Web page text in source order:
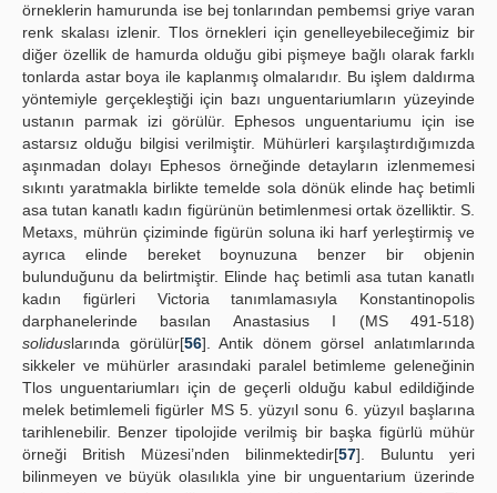
örneklerin hamurunda ise bej tonlarından pembemsi griye varan
renk skalası izlenir. Tlos örnekleri için genelleyebileceğimiz bir
diğer özellik de hamurda olduğu gibi pişmeye bağlı olarak farklı
tonlarda astar boya ile kaplanmış olmalarıdır. Bu işlem daldırma
yöntemiyle gerçekleştiği için bazı unguentariumların yüzeyinde
ustanın parmak izi görülür. Ephesos unguentariumu için ise
astarsız olduğu bilgisi verilmiştir. Mühürleri karşılaştırdığımızda
aşınmadan dolayı Ephesos örneğinde detayların izlenmemesi
sıkıntı yaratmakla birlikte temelde sola dönük elinde haç betimli
asa tutan kanatlı kadın figürünün betimlenmesi ortak özelliktir. S.
Metaxs, mührün çiziminde figürün soluna iki harf yerleştirmiş ve
ayrıca elinde bereket boynuzuna benzer bir objenin
bulunduğunu da belirtmiştir. Elinde haç betimli asa tutan kanatlı
kadın figürleri Victoria tanımlamasıyla Konstantinopolis
darphanelerinde basılan Anastasius I (MS 491-518)
soliduslarında görülür[56]. Antik dönem görsel anlatımlarında
sikkeler ve mühürler arasındaki paralel betimleme geleneğinin
Tlos unguentariumları için de geçerli olduğu kabul edildiğinde
melek betimlemeli figürler MS 5. yüzyıl sonu 6. yüzyıl başlarına
tarihlenebilir. Benzer tipolojide verilmiş bir başka figürlü mühür
örneği British Müzesi’nden bilinmektedir[57]. Buluntu yeri
bilinmeyen ve büyük olasılıkla yine bir unguentarium üzerinde